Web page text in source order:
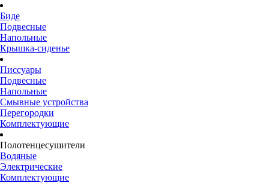
Биде
Подвесные
Напольные
Крышка-сиденье
Писсуары
Подвесные
Напольные
Смывные устройства
Перегородки
Комплектующие
Полотенцесушители
Водяные
Электрические
Комплектующие